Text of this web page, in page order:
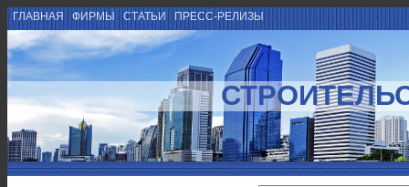
ГЛАВНАЯ ФИРМЫ СТАТЬИ ПРЕСС-РЕЛИЗЫ